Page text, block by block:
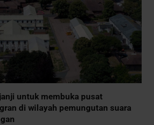
untuk membuka pusat
di wilayah pemungutan suara